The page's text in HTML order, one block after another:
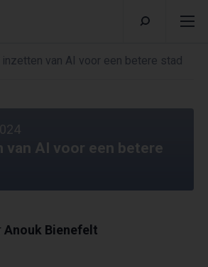
inzetten van AI voor een betere stad
van AI voor een betere
Anouk Bienefelt